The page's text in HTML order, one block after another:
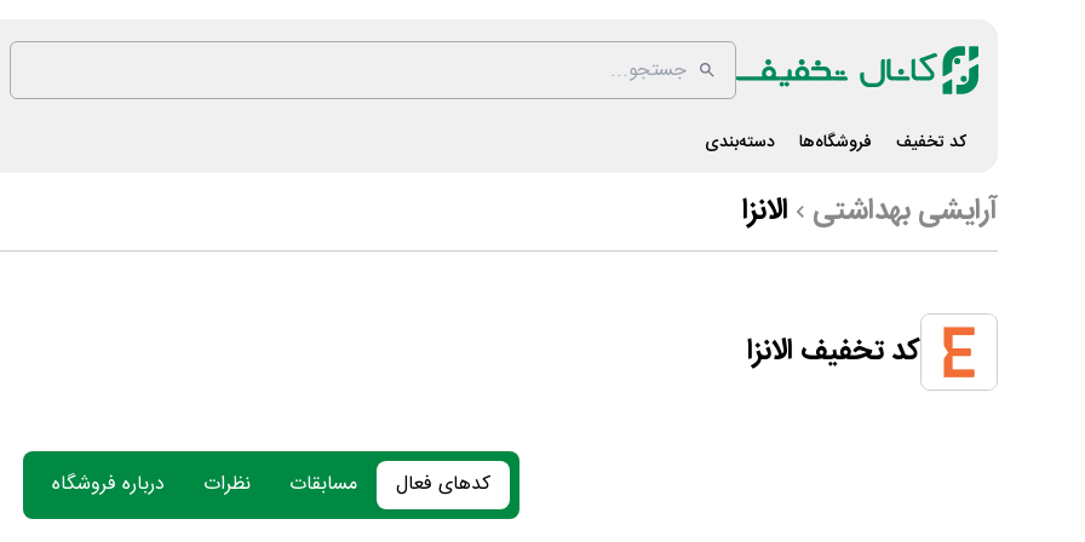
کد تخفیف فروشگاه‌ها دسته‌بندی
آرایشی بهداشتی الانزا
کد تخفیف الانزا
کدهای فعال مسابقات نظرات درباره فروشگاه